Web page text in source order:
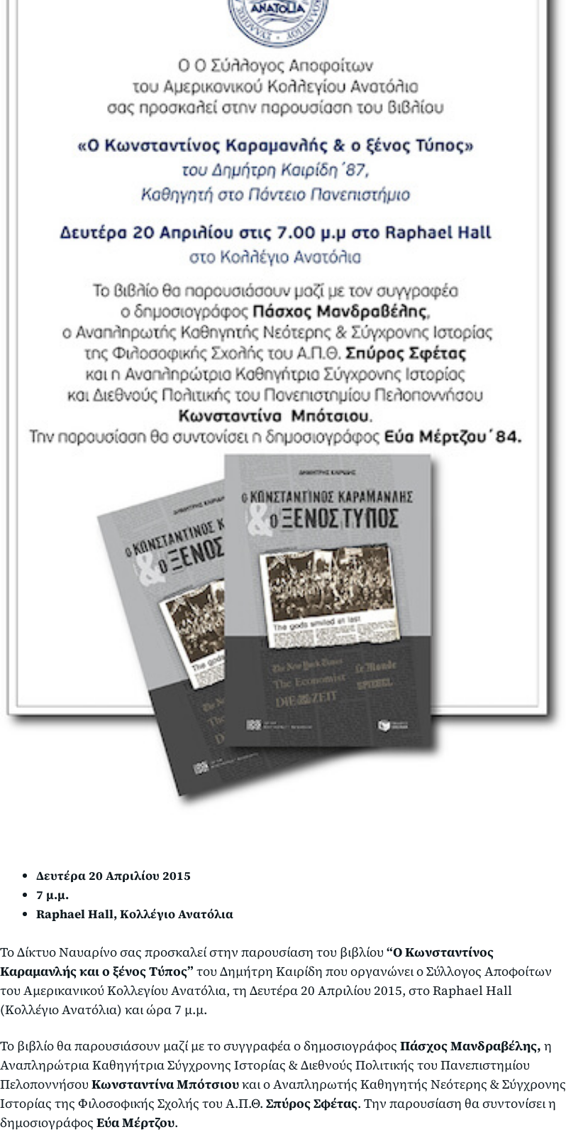
Δευτέρα 20 Απριλίου 2015
7 μ.μ.
Raphael Hall, Κολλέγιο Ανατόλια
Το Δίκτυο Ναυαρίνο σας προσκαλεί στην παρουσίαση του βιβλίου “Ο Κωνσταντίνος
Καραμανλής και ο ξένος Τύπος” του Δημήτρη Καιρίδη που οργανώνει ο Σύλλογος Αποφοίτων
του Αμερικανικού Κολλεγίου Ανατόλια, τη Δευτέρα 20 Απριλίου 2015, στο Raphael Hall
(Κολλέγιο Ανατόλια) και ώρα 7 μ.μ.
Το βιβλίο θα παρουσιάσουν μαζί με το συγγραφέα ο δημοσιογράφος Πάσχος Μανδραβέλης, η
Αναπληρώτρια Καθηγήτρια Σύγχρονης Ιστορίας & Διεθνούς Πολιτικής του Πανεπιστημίου
Πελοποννήσου Κωνσταντίνα Μπότσιουκαι ο Αναπληρωτής Καθηγητής Νεότερης & Σύγχρονης
Ιστορίας της Φιλοσοφικής Σχολής του Α.Π.Θ. Σπύρος Σφέτας. Την παρουσίαση θα συντονίσει η
δημοσιογράφος Εύα Μέρτζου.